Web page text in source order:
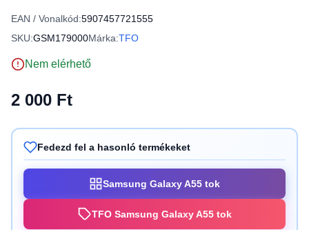
EAN / Vonalkód:5907457721555
SKU:GSM179000Márka:TFO
Nem elérhető
2 000 Ft
Fedezd fel a hasonló termékeket
Samsung Galaxy A55 tok
TFO Samsung Galaxy A55 tok